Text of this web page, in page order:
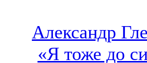
Александр
«Я тоже до